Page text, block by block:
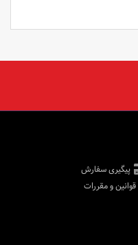
پیگیری سفارش
قوانین و مقررات